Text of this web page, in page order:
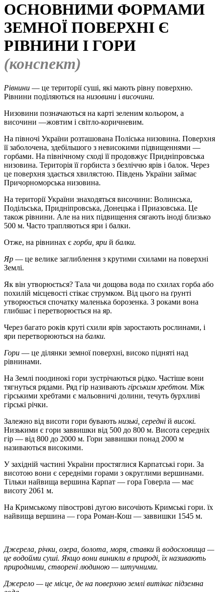
ОСНОВНИМИ ФОРМАМИ
ЗЕМНОЇ ПОВЕРХНІ Є
РІВНИНИ І ГОРИ
(конспект)
Рівнини — це території суші, які мають рівну поверхню.
Рівнини поділяються на низовини і височини.
Низовини позначаються на карті зеленим кольором, а
височини —жовтим і світло-коричневим.
На півночі України розташована Поліська низовина. Поверхня
її заболочена, здебільшого з невисокими підвищеннями —
горбами. На північному сході її продовжує Придніпровська
низовина. Територія її горбиста з безліччю ярів і балок. Через
це поверхня здається хвилястою. Південь України займає
Причорноморська низовина.
На території України знаходяться височини: Волинська,
Подільська, Придніпровська, Донецька і Приазовська. Це
також рівнини. Але на них підвищення сягають іноді близько
500 м. Часто трапляються яри і балки.
Отже, на рівнинах є горби, яри й балки.
Яр — це велике заглиблення з крутими схилами на поверхні
Землі.
Як він утворюється? Тала чи дощова вода по схилах горба або
похилій місцевості стікає струмком. Від цього на ґрунті
утворюється спочатку маленька борозенка. З роками вона
глибшає і перетворюється на яр.
Через багато років круті схили ярів заростають рослинами, і
яри перетворюються на балки.
Гори — це ділянки земної поверхні, високо підняті над
рівнинами.
На Землі поодинокі гори зустрічаються рідко. Частіше вони
тягнуться рядами. Ряд гір називають гірським хребтом. Між
гірськими хребтами є мальовничі долини, течуть бурхливі
гірські річки.
Залежно від висоти гори бувають низькі, середні й високі.
Низькими є гори заввишки від 500 до 800 м. Висота середніх
гір — від 800 до 2000 м. Гори заввишки понад 2000 м
називаються високими.
У західній частині України простяглися Карпатські гори. За
висотою вони є середніми горами з округлими вершинами.
Тільки найвища вершина Карпат — гора Говерла — має
висоту 2061 м.
На Кримському півострові дугою височіють Кримські гори. їх
найвища вершина — гора Роман-Кош — заввишки 1545 м.
Джерела, річки, озера, болота, моря, ставки й водосховища —
це водойми суші. Якщо вони виникли в природі, їх називають
природними, створені людиною —штучними.
Джерело — це місце, де на поверхню землі витікає підземна